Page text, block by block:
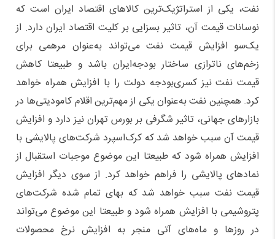
نفت، یکی از استراتژیک‌ترین کالا‌های اقتصاد ایران است که
نوسانات قیمت آن، تاثیر بسزایی بر کلیت اقتصاد ایران دارد. از
یک‌سو افزایش قیمت نفت می‌تواند به‌عنوان مرهمی برای
زخم‌های ناترازی ساختار بودجه‌ایران باشد و طبیعتا کاهش
قیمت نفت نیز کسری‌بودجه دولت را با افزایش همراه خواهد
کرد. همچنین نفت به‌عنوان یکی از مهم‌ترین اقلام کامودیتی‌ها در
بازار‌های جهانی، تاثیر شگرفی بر بورس تهران نیز دارد و افزایش
قیمت آن سبب خواهد شد که کرک‌اسپرد شرکت‌های پالایشی با
افزایش همراه شود که طبیعتا این موضوع موجبات استقبال از
نماد‌های پالایشی را فراهم خواهد کرد. از سوی دیگر افزایش
قیمت نفت سبب خواهد شد که بهای تمام شده شرکت‌های
پتروشیمی با افزایش همراه شود و طبیعتا این موضوع می‌تواند
در روز‌ها و ماه‌های آتی منجر به افزایش نرخ محصولات